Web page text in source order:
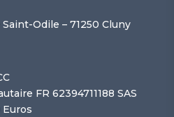
Saint-Odile – 71250 Cluny
FR 62394711188 SAS